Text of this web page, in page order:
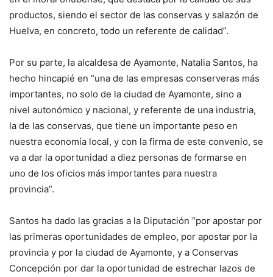
productos, siendo el sector de las conservas y salazón de
Huelva, en concreto, todo un referente de calidad”.
Por su parte, la alcaldesa de Ayamonte, Natalia Santos, ha
hecho hincapié en “una de las empresas conserveras más
importantes, no solo de la ciudad de Ayamonte, sino a
nivel autonómico y nacional, y referente de una industria,
la de las conservas, que tiene un importante peso en
nuestra economía local, y con la firma de este convenio, se
va a dar la oportunidad a diez personas de formarse en
uno de los oficios más importantes para nuestra
provincia”.
Santos ha dado las gracias a la Diputación “por apostar por
las primeras oportunidades de empleo, por apostar por la
provincia y por la ciudad de Ayamonte, y a Conservas
Concepción por dar la oportunidad de estrechar lazos de